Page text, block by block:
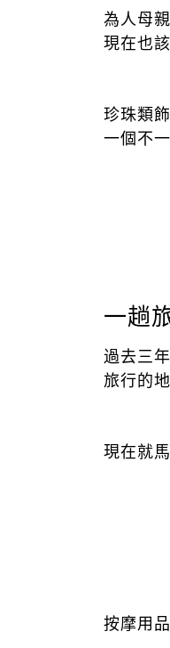
為人母
現在也
珍珠類
一個不
一趟
過去三
旅行的
現在就
按摩用品